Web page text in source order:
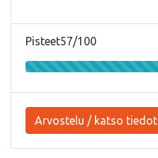
Pisteet57/100
Arvostelu / katso tiedot